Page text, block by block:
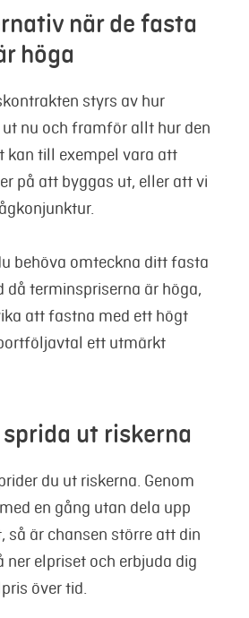
när de fasta
höga
styrs av hur
nu och framför allt hur den
kan till exempel vara att
på att byggas ut, eller att vi
behöva omteckna ditt fasta
då terminspriserna är höga,
att fastna med ett högt
ett utmärkt
ut riskerna
du ut riskerna. Genom
en gång utan dela upp
så är chansen större att din
ner elpriset och erbjuda dig
över tid.